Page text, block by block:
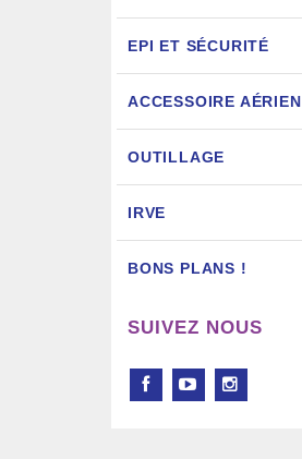
EPI ET SÉCURITÉ
ACCESSOIRE AÉRIEN
OUTILLAGE
IRVE
BONS PLANS !
SUIVEZ NOUS